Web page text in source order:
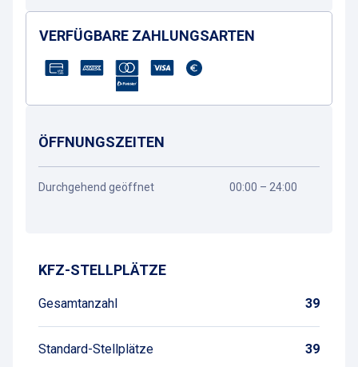
VERFÜGBARE ZAHLUNGSARTEN
ÖFFNUNGSZEITEN
Durchgehend geöffnet 00:00 – 24:00
KFZ-STELLPLÄTZE
Gesamtanzahl 39
Standard-Stellplätze 39